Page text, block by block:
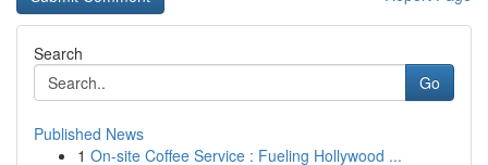
Search
Go
Published News
1 On-site Coffee Service : Fueling Hollywood ...